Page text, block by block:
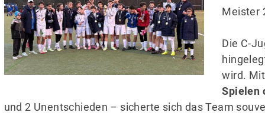
Meister
Die C-
wird.
Spielen
und 2 Unentschieden – sicherte sich das Team